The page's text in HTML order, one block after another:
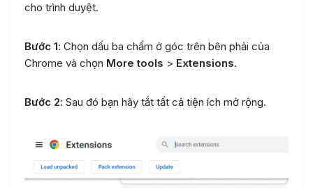
cho trình duyệt.
Bước 1: Chọn dấu ba chấm ở góc trên bên phải của
Chrome và chọn More tools > Extensions.
Bước 2: Sau đó bạn hãy tắt tất cả tiện ích mở rộng.